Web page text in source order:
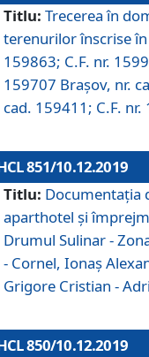
Titlu: Trecerea în
terenurilor înscrise în
159863; C.F. nr.
159707 Brașov, nr.
cad. 159411; C.F.
851/10.12.2019
Titlu: Documentaţia
aparthotel şi
Drumul Sulinar -
- Cornel, Ionaş
Grigore Cristian -
850/10.12.2019